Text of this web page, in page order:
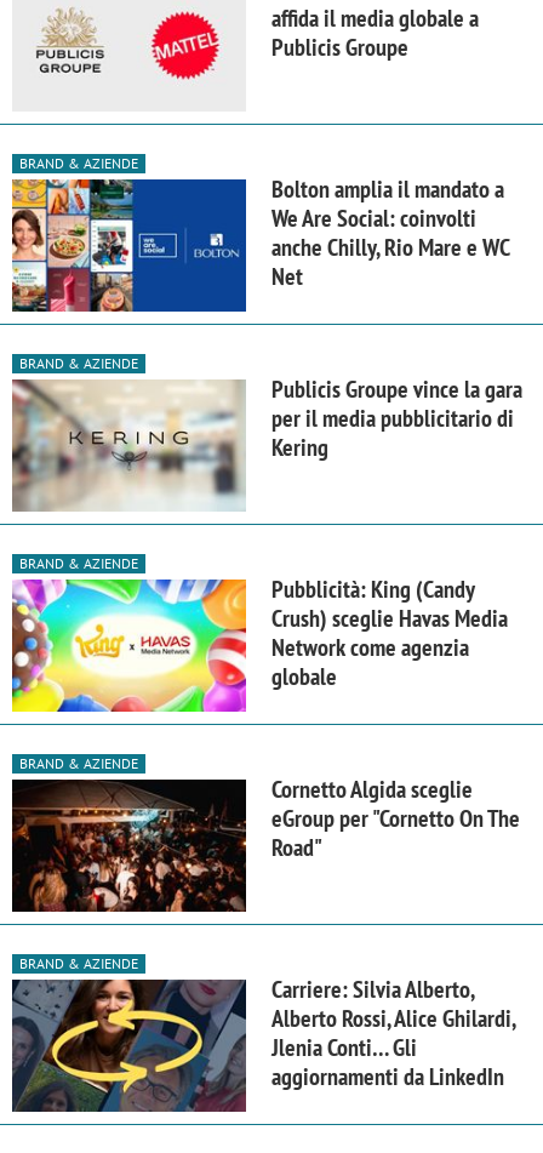
affida il media globale a
Publicis Groupe
BRAND & AZIENDE
Bolton amplia il mandato a
We Are Social: coinvolti
anche Chilly, Rio Mare e WC
Net
BRAND & AZIENDE
Publicis Groupe vince la gara
per il media pubblicitario di
Kering
BRAND & AZIENDE
Pubblicità: King (Candy
Crush) sceglie Havas Media
Network come agenzia
globale
BRAND & AZIENDE
Cornetto Algida sceglie
eGroup per "Cornetto On The
Road"
BRAND & AZIENDE
Carriere: Silvia Alberto,
Alberto Rossi, Alice Ghilardi,
Jlenia Conti… Gli
aggiornamenti da LinkedIn